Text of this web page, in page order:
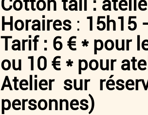
Cotton tail :
Horaires : 15h15
Tarif : 6 € * pour
ou 10 € * pour
Atelier sur
personnes)